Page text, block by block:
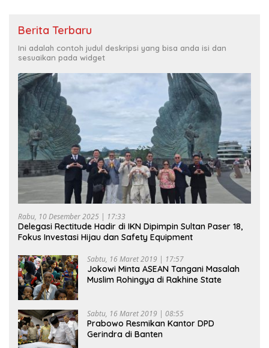
Berita Terbaru
Ini adalah contoh judul deskripsi yang bisa anda isi dan
sesuaikan pada widget
Rabu, 10 Desember 2025 | 17:33
Delegasi Rectitude Hadir di IKN Dipimpin Sultan Paser 18,
Fokus Investasi Hijau dan Safety Equipment
Sabtu, 16 Maret 2019 | 17:57
Jokowi Minta ASEAN Tangani Masalah
Muslim Rohingya di Rakhine State
Sabtu, 16 Maret 2019 | 08:55
Prabowo Resmikan Kantor DPD
Gerindra di Banten